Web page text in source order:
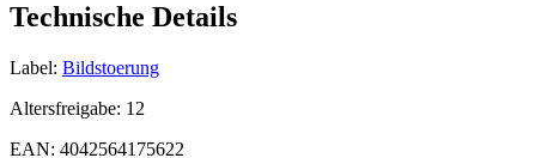
Technische Details
Label: Bildstoerung
Altersfreigabe: 12
EAN: 4042564175622